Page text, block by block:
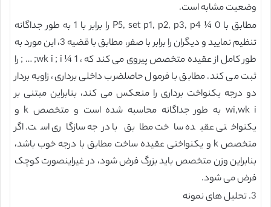
وضعیت مشابه است.
مطابق با P5, set p1, p2, p3, p4 ¼ 0 را برابر با 1 به طور جداگانه
تنظیم نمایید و دیگران را برابر با صفر، مطابق با قضیه 3، این مورد به
طور کامل از عقیده متخصص پیروی می کند که ، wk i ; i ¼ 1; … ; را
ثبت می کند. مطابق با فرمول حاصلضرب داخلی برداری، زاویه بردار
دو درجه یکنواخت برداری را منعکس می کند، بنابراین مبتنی بر
wi,wk i به طور جداگانه محاسبه شده است و متخصص k و
یکنواختی عقیده ساخت مطابق با درجه سازگاری است. اگر
متخصص k و یکنواختی عقیده ساخت مطابق با درجه خوب باشد،
بنابراین وزن متخصص باید بزرگ فرض شود، در غیراینصورت کوچک
فرض می شود.
3. تحلیل های نمونه